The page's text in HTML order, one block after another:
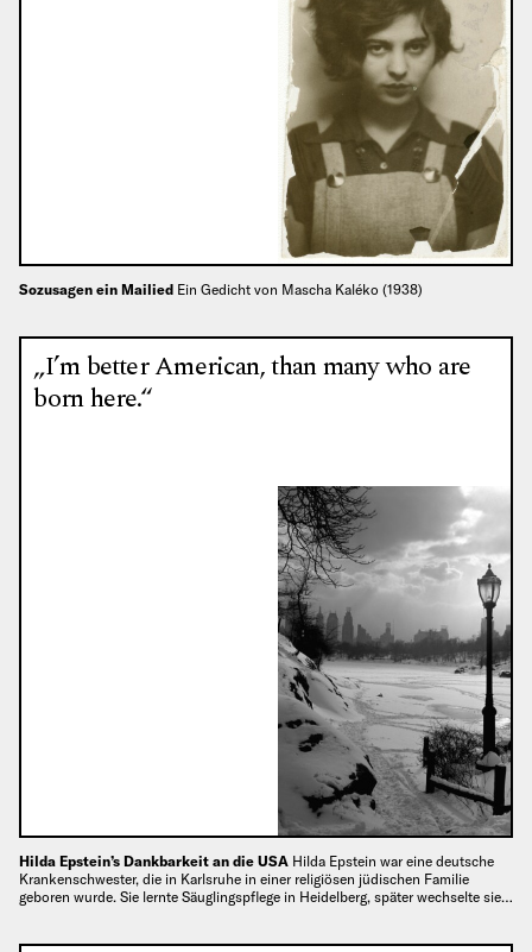
Sozusagen ein Mailied Ein Gedicht von Mascha Kaléko (1938)
„I’m better American, than many who are
born here.“
Hilda Epstein’s Dankbarkeit an die USA Hilda Epstein war eine deutsche
Krankenschwester, die in Karlsruhe in einer religiösen jüdischen Familie
geboren wurde. Sie lernte Säuglingspflege in Heidelberg, später wechselte sie…